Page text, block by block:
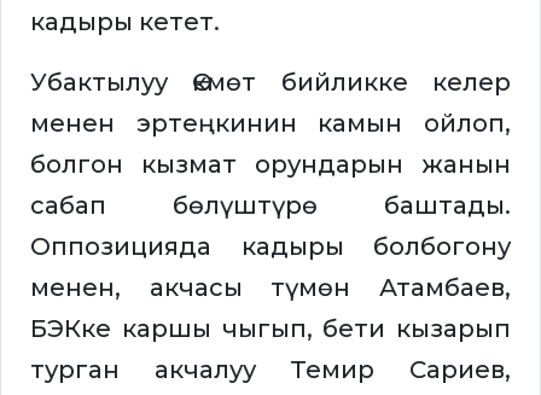
кадыры кетет.
Убактылуу Өкмөт бийликке келер
менен эртеңкинин камын ойлоп,
болгон кызмат орундарын жанын
сабап бөлүштүрө баштады.
Оппозицияда кадыры болбогону
менен, акчасы түмөн Атамбаев,
БЭКке каршы чыгып, бети кызарып
турган акчалуу Темир Сариев,